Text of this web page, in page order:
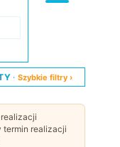
Szybkie filtry ›
termin realizacji